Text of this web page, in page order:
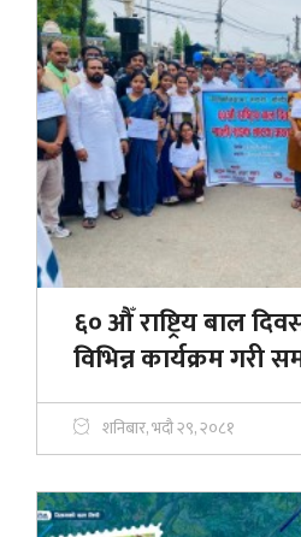
६० औँ राष्ट्रिय बाल
विभिन्न कार्यक्रम गरी
शनिबार, भदौ २९, २०८१